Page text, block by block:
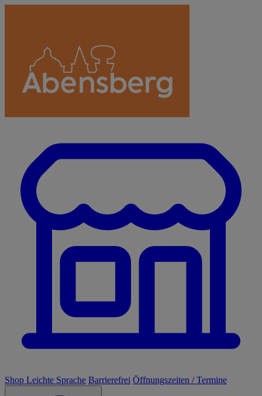
Shop Leichte Sprache Barrierefrei Öffnungszeiten / Termine